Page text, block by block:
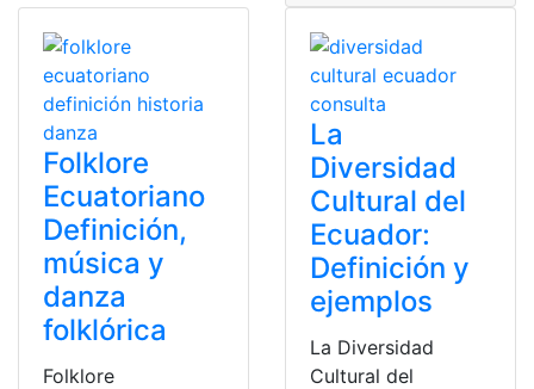
Folklore
Ecuatoriano
Definición,
música y
danza
folklórica
Folklore
La
Diversidad
Cultural del
Ecuador:
Definición y
ejemplos
La Diversidad
Cultural del